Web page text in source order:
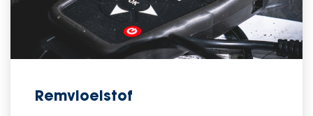
Remvloeistof